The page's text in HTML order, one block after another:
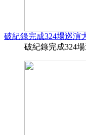
破紀錄完成324場巡演
破紀錄完成324